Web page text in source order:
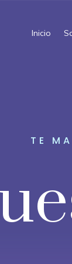
Inicio
TE